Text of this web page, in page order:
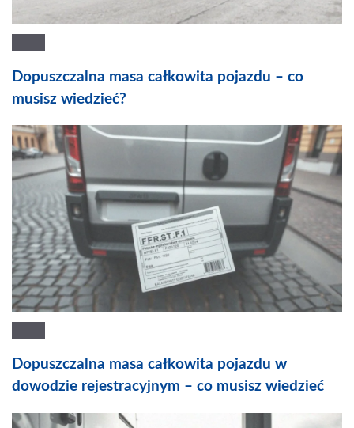
Dopuszczalna masa całkowita pojazdu – co
musisz wiedzieć?
Dopuszczalna masa całkowita pojazdu w
dowodzie rejestracyjnym – co musisz wiedzieć